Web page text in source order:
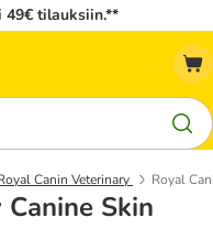
tilauksiin.**
Canin Veterinary Royal
Skin